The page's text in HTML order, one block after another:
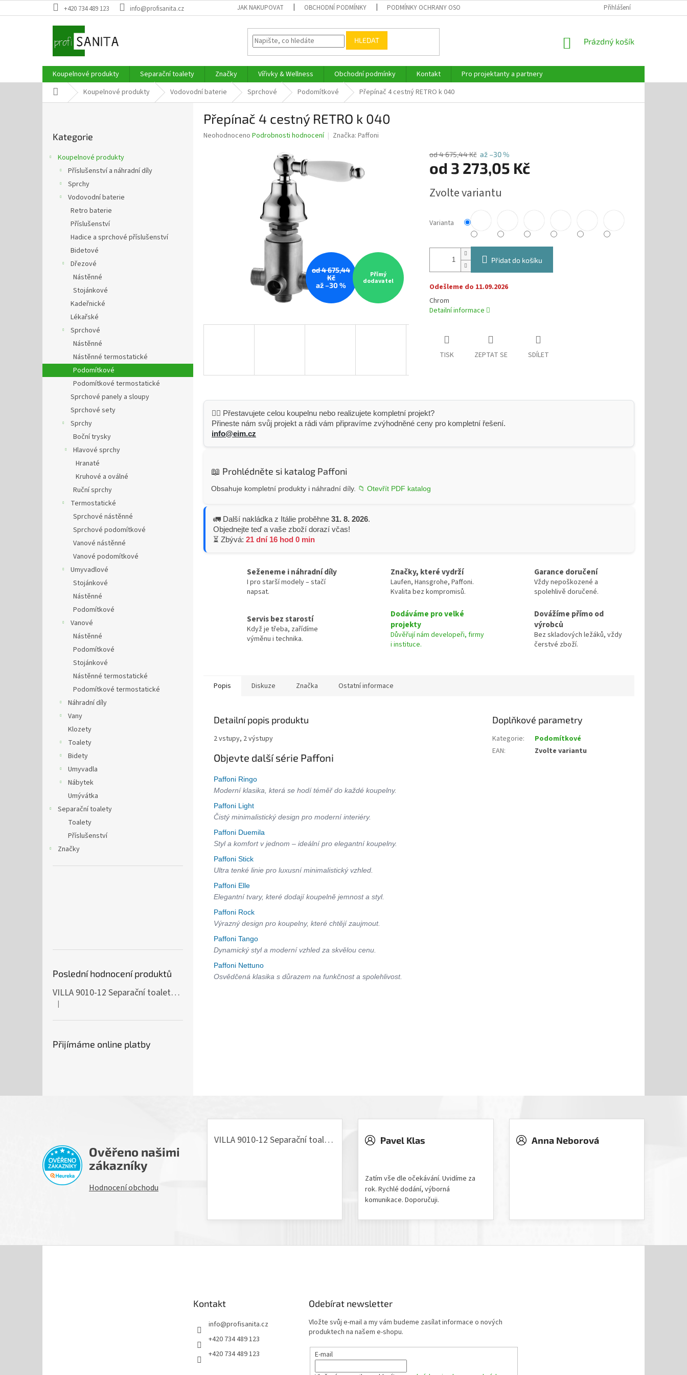
na
+420 734 489 123 info@profisanita.cz JAK NAKUPOVAT OBCHODNÍ PODMÍNKY PODMÍNKY OCHRANY OSOBNÍCH ÚDAJŮ Přihlášení
HLEDAT
NÁKUPNÍ
Prázdný košík
Koupelnové produkty Separační toalety Značky Vířivky & Wellness Obchodní podmínky Kontakt
Pro projektanty a partnery
Domů Koupelnové produkty Vodovodní baterie Sprchové Podomítkové Přepínač 4 cestný RETRO k 040
kategorie
Kategorie
Koupelnové produkty
Příslušenství a náhradní díly
Sprchy
Vodovodní baterie
Retro baterie
Příslušenství
Hadice a sprchové příslušenství
Bidetové
Dřezové
Nástěnné
Stojánkové
Kadeřnické
Lékařské
Sprchové
Nástěnné
Nástěnné termostatické
Podomítkové
Podomítkové termostatické
Sprchové panely a sloupy
Sprchové sety
Sprchy
Boční trysky
Hlavové sprchy
Hranaté
Kruhové a oválné
Ruční sprchy
Termostatické
Sprchové nástěnné
Sprchové podomítkové
Vanové nástěnné
Vanové podomítkové
Umyvadlové
Stojánkové
Nástěnné
Podomítkové
Vanové
Nástěnné
Podomítkové
Stojánkové
Nástěnné termostatické
Podomítkové termostatické
Náhradní díly
Vany
Klozety
Toalety
Bidety
Umyvadla
Nábytek
Umývátka
Separační toalety
Toalety
Příslušenství
Značky
Poslední hodnocení produktů
VILLA 9010-12 Separační toaleta, 230/12V
Hodnocení produktu je 5 z 5 hvězdiček.
|
Přijímáme online platby
Přepínač 4 cestný RETRO k 040
Průměrné
Neohodnoceno Podrobnosti hodnocení Značka: Paffoni
od 4 675,44
Kč
až –30 %
Přímý
dodavatel
od 4 675,44 Kč až –30 %
od 3 273,05 Kč
cena:
Zvolte variantu
Varianta
Přidat do košíku
Odešleme do 11.09.2026
Chrom
Detailní informace
TISK ZEPTAT SE SDÍLET
👷‍♂️ Přestavujete celou koupelnu nebo realizujete kompletní projekt?
Přineste nám svůj projekt a rádi vám připravíme zvýhodněné ceny pro kompletní řešení.
info@eim.cz
📖 Prohlédněte si katalog Paffoni
Obsahuje kompletní produkty i náhradní díly. 📁 Otevřít PDF katalog
🚛 Další nakládka z Itálie proběhne 31. 8. 2026.
Objednejte teď a vaše zboží dorazí včas!
⏳ Zbývá: 21 dní 16 hod 0 min
Seženeme i náhradní díly
I pro starší modely – stačí
napsat.
Značky, které vydrží
Laufen, Hansgrohe, Paffoni.
Kvalita bez kompromisů.
Garance doručení
Vždy nepoškozené a
spolehlivě doručené.
Servis bez starostí
Když je třeba, zařídíme
výměnu i technika.
Dodáváme pro velké
projekty
Důvěřují nám developeři, firmy
i instituce.
Dovážíme přímo od
výrobců
Bez skladových ležáků, vždy
čerstvé zboží.
Popis Diskuze Značka Ostatní informace
Detailní popis produktu
2 vstupy, 2 výstupy
Objevte další série Paffoni
Paffoni Ringo
Moderní klasika, která se hodí téměř do každé koupelny.
Paffoni Light
Čistý minimalistický design pro moderní interiéry.
Paffoni Duemila
Styl a komfort v jednom – ideální pro elegantní koupelny.
Paffoni Stick
Ultra tenké linie pro luxusní minimalistický vzhled.
Paffoni Elle
Elegantní tvary, které dodají koupelně jemnost a styl.
Paffoni Rock
Výrazný design pro koupelny, které chtějí zaujmout.
Paffoni Tango
Dynamický styl a moderní vzhled za skvělou cenu.
Paffoni Nettuno
Osvědčená klasika s důrazem na funkčnost a spolehlivost.
Doplňkové parametry
Kategorie:
Podomítkové
EAN: Zvolte variantu
Ověřeno našimi
zákazníky
Hodnocení obchodu
VILLA 9010-12 Separační toaleta, 230/12V Pavel Klas
Zatím vše dle očekávání. Uvidíme za
rok. Rychlé dodání, výborná
komunikace. Doporučuji.
Anna Neborová
Kontakt
info@profisanita.cz
+420 734 489 123
+420 734 489 123
Odebírat newsletter
Vložte svůj e-mail a my vám budeme zasílat informace o nových
produktech na našem e-shopu.
E-mail